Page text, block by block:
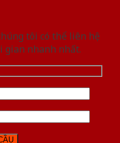
tôi có thể liên hệ
gian nhanh nhất.